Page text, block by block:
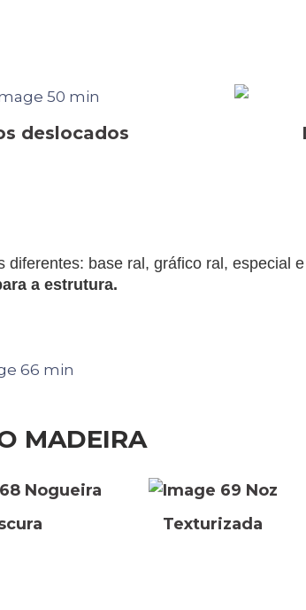
deslocados
base ral, gráfico ral, especial
a estrutura.
MADEIRA
Nogueira
Noz
Texturizada